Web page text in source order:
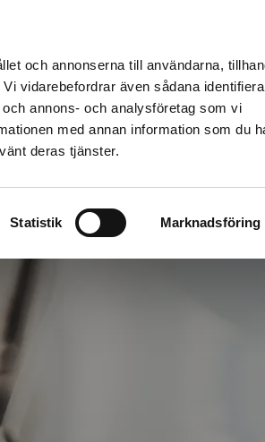
och annonserna till användarna,
vidarebefordrar även sådana
annons- och analysföretag som vi
med annan information som du
deras tjänster.
Statistik Marknadsföring